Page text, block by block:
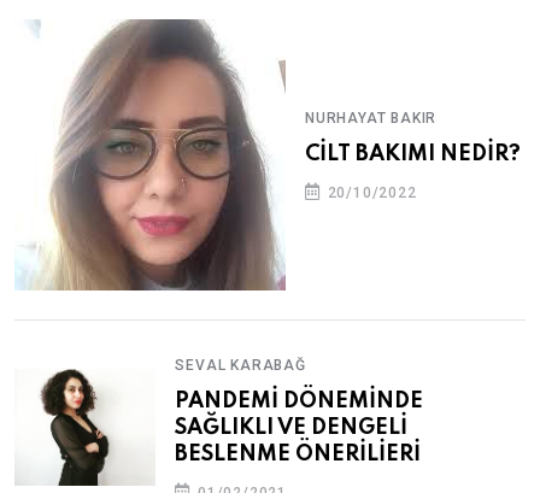
NURHAYAT BAKIR
CİLT BAKIMI NEDİR?
20/10/2022
SEVAL KARABAĞ
PANDEMİ DÖNEMİNDE
SAĞLIKLI VE DENGELİ
BESLENME ÖNERİLİERİ